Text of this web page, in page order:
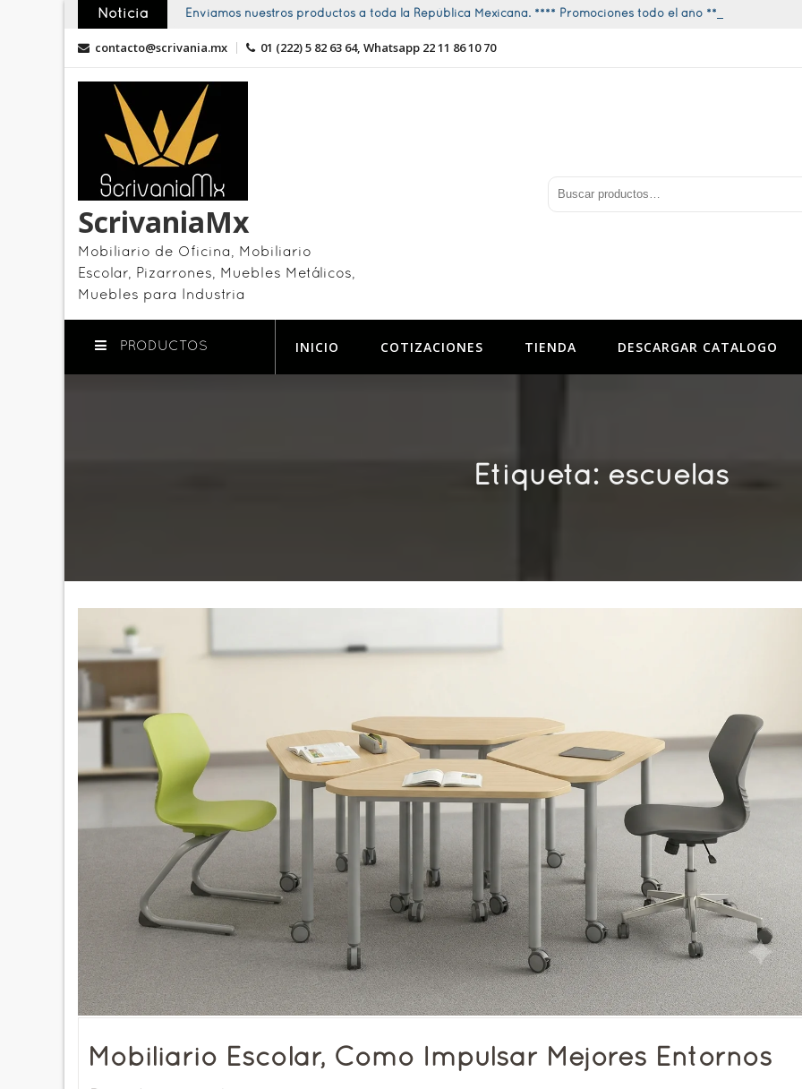
content
Noticia Enviamos nuestros productos a toda la República Mexicana. **** Promociones todo el año ****
contacto@scrivania.mx 01 (222) 5 82 63 64, Whatsapp 22 11 86 10 70
ScrivaniaMx
Mobiliario de Oficina, Mobiliario
Escolar, Pizarrones, Muebles Metálicos,
Muebles para Industria
PRODUCTOS INICIO COTIZACIONES TIENDA DESCARGAR CATALOGO
Etiqueta: escuelas
Mobiliario Escolar, Como Impulsar Mejores Entornos